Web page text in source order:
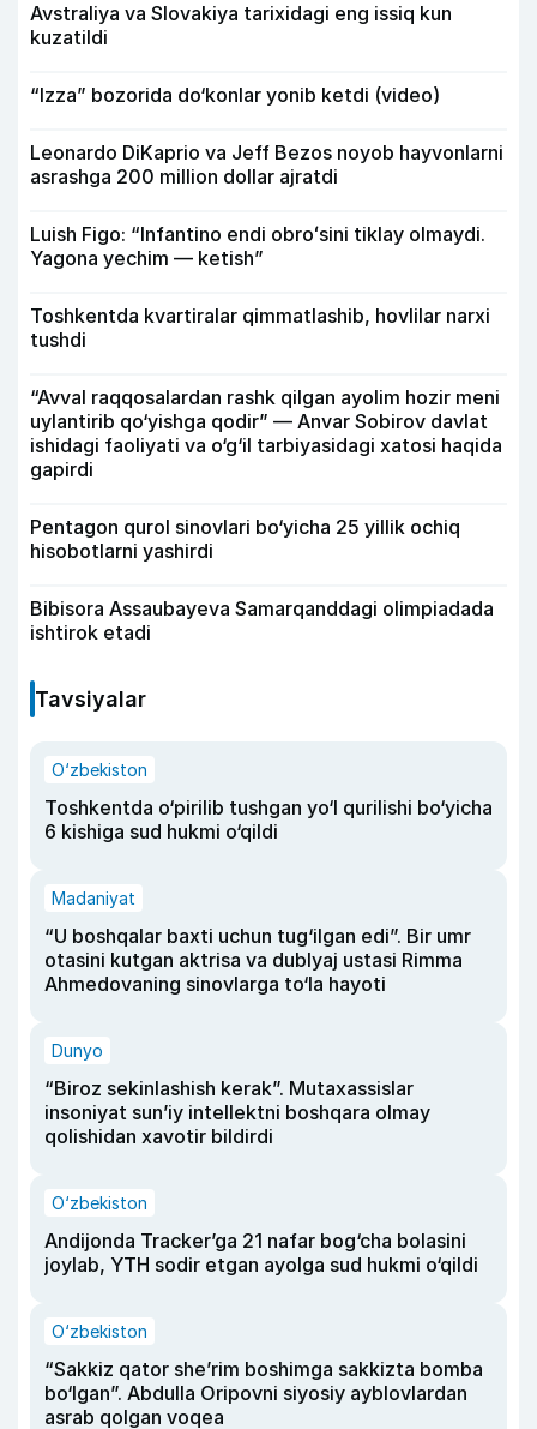
Avstraliya va Slovakiya tarixidagi eng issiq kun
kuzatildi
“Izza” bozorida do‘konlar yonib ketdi (video)
Leonardo DiKaprio va Jeff Bezos noyob hayvonlarni
asrashga 200 million dollar ajratdi
Luish Figo: “Infantino endi obroʻsini tiklay olmaydi.
Yagona yechim — ketish”
Toshkentda kvartiralar qimmatlashib, hovlilar narxi
tushdi
“Avval raqqosalardan rashk qilgan ayolim hozir meni
uylantirib qo‘yishga qodir” — Anvar Sobirov davlat
ishidagi faoliyati va o‘g‘il tarbiyasidagi xatosi haqida
gapirdi
Pentagon qurol sinovlari bo‘yicha 25 yillik ochiq
hisobotlarni yashirdi
Bibisora Assaubayeva Samarqanddagi olimpiadada
ishtirok etadi
Tavsiyalar
O‘zbekiston
Toshkentda o‘pirilib tushgan yo‘l qurilishi bo‘yicha
6 kishiga sud hukmi o‘qildi
Madaniyat
“U boshqalar baxti uchun tug‘ilgan edi”. Bir umr
otasini kutgan aktrisa va dublyaj ustasi Rimma
Ahmedovaning sinovlarga to‘la hayoti
Dunyo
“Biroz sekinlashish kerak”. Mutaxassislar
insoniyat sun’iy intellektni boshqara olmay
qolishidan xavotir bildirdi
O‘zbekiston
Andijonda Tracker’ga 21 nafar bog‘cha bolasini
joylab, YTH sodir etgan ayolga sud hukmi o‘qildi
O‘zbekiston
“Sakkiz qator she’rim boshimga sakkizta bomba
bo‘lgan”. Abdulla Oripovni siyosiy ayblovlardan
asrab qolgan voqea